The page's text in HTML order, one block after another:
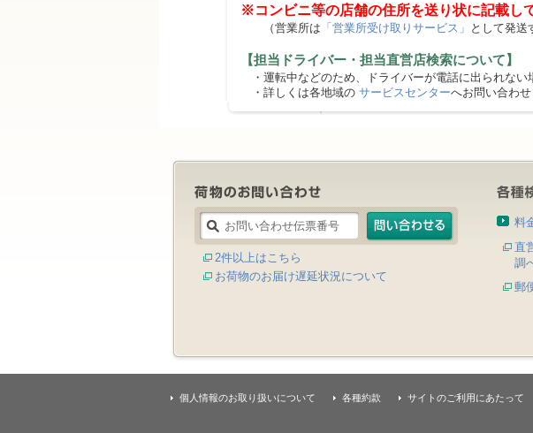
※コンビニ等の店舗の住所を送り状に記載し
（営業所は 「営業所受け取りサービス」 として発送
【担当ドライバー・担当直営店検索について】
・運転中などのため、ドライバーが電話に出られない
・詳しくは各地域の サービスセンターへお問い合わせ
2件以上はこちら
お荷物のお届け遅延状況について
料
直
調
郵
個人情報のお取り扱いについて 各種約款 サイトのご利用にあたって